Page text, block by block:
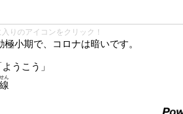
りのアイコンをクリック！
極小期で、コロナは暗いです。
ようこう」
線
せん